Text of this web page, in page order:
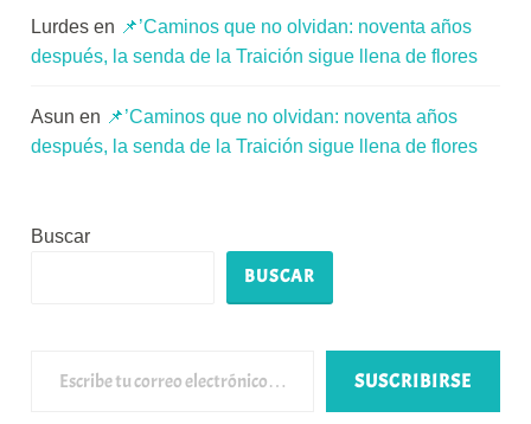
Lurdes en 📌’Caminos que no olvidan: noventa años
después, la senda de la Traición sigue llena de flores
Asun en 📌’Caminos que no olvidan: noventa años
después, la senda de la Traición sigue llena de flores
Buscar
BUSCAR
SUSCRIBIRSE